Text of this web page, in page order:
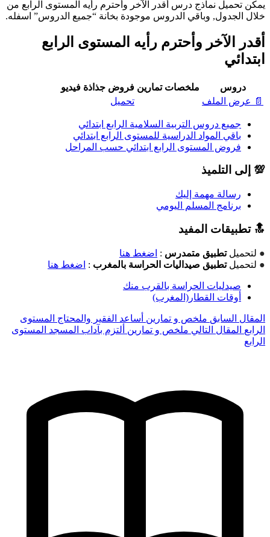
يمكن تحميل نماذج درس أقدر الآخر وأحترم رأيه المستوى الرابع من
خلال الجدول, وباقي الدروس موجودة بخانة “جميع الدروس” اسفله.
أقدر الآخر وأحترم رأيه المستوى الرابع
ابتدائي
دروس ملخصات تمارين فروض جذاذة فيديو
📄 عرض الملف
تحميل
جميع دروس التربية السلامية الرابع ابتدائي
باقي المواد الدراسية للمستوى الرابع ابتدائي
فروض المستوى الرابع ابتدائي حسب المراحل
💯 إلى التلميذ
رسالة مهمة إليك
برنامج المسلم اليومي
🔝 تطبيقات المفيد
● لتحميلتطبيق متمدرس : اضغط هنا
● لتحميلتطبيق صيداليات الحراسة بالمغرب : اضغط هنا
صيدليات الحراسة بالقرب منك
أوقات القطار(المغرب)
المقال السابق ملخص و تمارين أساعد الفقير والمحتاج المستوى
الرابع المقال التالي ملخص و تمارين ألتزم بآداب المسجد المستوى
الرابع